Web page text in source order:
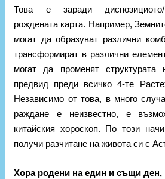
Това е заради диспозициото/
рождената карта. Например,
могат да образуват различни
трансформират в различни
могат да променят
предвид преди всичко 4-те
Независимо от това, в много
раждане е неизвестно, е
китайския хороскоп. По този
получи разчитане на живота си с
Хора родени на един и същи ден,